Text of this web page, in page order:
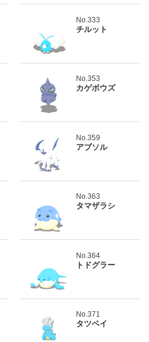
No.333
チルット
No.353
カゲボウズ
No.359
アブソル
No.363
タマザラシ
No.364
トドグラー
No.371
タツベイ